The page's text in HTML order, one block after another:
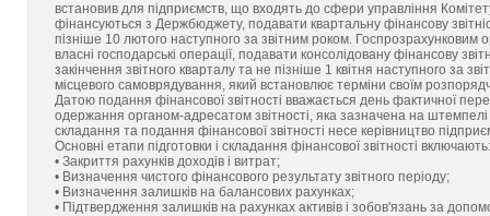
встановив для підприємств, що входять до сфери управління
фінансуються з Держбюджету, подавати квартальну фінансову
пізніше 10 лютого наступного за звітним роком. Госпрозрахунковим
власні господарські операції, подавати консолідовану фінансову
закінчення звітного кварталу та не пізніше 1 квітня наступного за
місцевого самоврядування, який встановлює терміни своїм
Датою подання фінансової звітності вважається день фактичної
одержання органом-адресатом звітності, яка зазначена на
складання та подання фінансової звітності несе керівництво
Основні етапи підготовки і складання фінансової звітності включають:
• Закриття рахунків доходів і витрат;
• Визначення чистого фінансового результату звітного періоду;
• Визначення залишків на балансових рахунках;
• Підтвердження залишків на рахунках активів і зобов'язань за